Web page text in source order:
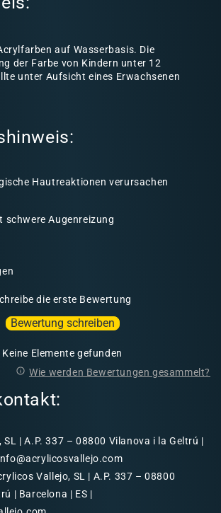
auf Wasserbasis. Die
der Farbe von Kindern unter 12
unter Aufsicht eines Erwachsenen
Hautreaktionen verursachen
schwere Augenreizung
die erste Bewertung
Bewertung schreiben
Keine Elemente gefunden
Wie werden Bewertungen gesammelt?
SL | A.P. 337 – 08800 Vilanova i la Geltrú |
Vallejo, SL | A.P. 337 – 08800
| Barcelona | ES |